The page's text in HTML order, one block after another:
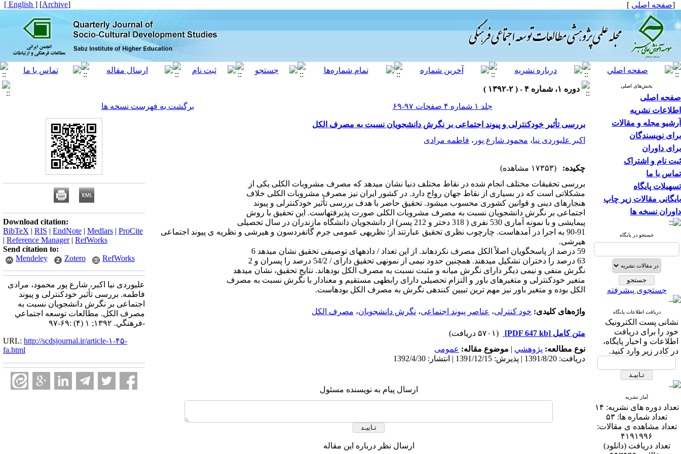
[صفحه اصلی ]
[
Archive
]
[ English ]
بخش‌های اصلی
صفحه اصلی
اطلاعات نشریه
آرشیو مجله و مقالات
برای نویسندگان
برای داوران
ثبت نام و اشتراک
تماس با ما
تسهیلات پایگاه
بایگانی مقالات زیر چاپ
داوران نسخه ها
جستجو در پایگاه
جستجوی پیشرفته
دریافت اطلاعات پایگاه
نشانی پست الکترونیک
خود را برای دریافت
اطلاعات و اخبار پایگاه،
در کادر زیر وارد کنید.
آمار نشریه
تعداد دوره های نشریه: ۱۴
تعداد شماره ها: ۵۳
تعداد مشاهده ی مقالات:
۴۱۹۱۹۹۶
تعداد دریافت (دانلود)
دوره ۱، شماره ۴ - ( ۲-۱۳۹۲ )
جلد ۱ شماره ۴ صفحات ۹۷-۶۹
برگشت به فهرست نسخه ها
بررسی تأثیر خودکنترلی و پیوند اجتماعی بر نگرش دانشجویان نسبت به مصرف الکل
اکبر علیوردی نیا، محمود شارع پور ، فاطمه مرادی
چکیده:
(۱۷۳۵۳ مشاهده)
بررسی تحقیقات مختلف انجام شده در نقاط مختلف دنیا نشان میدهد که مصرف مشروبات الکلی یکی از
مشکلاتی است که در بسیاری از نقاط جهان رواج دارد. در کشور ایران نیز مصرف مشروبات الکلی خلاف
هنجارهای دینی و قوانین کشوری محسوب میشود. تحقیق حاضر با هدف بررسی تأثیر خودکنترلی و پیوند
اجتماعی بر نگرش دانشجویان نسبت به مصرف مشروبات الکلی صورت پذیرفتهاست. این تحقیق با روش
پیمایشی و با نمونه آماری 530 نفری ( 318 دختر و 212 پسر) از دانشجویان دانشگاه مازندران در سال تحصیلی
90-91 به اجرا در آمدهاست. چارچوب نظری تحقیق عبارتند از: نظریهی عمومی جرم گاتفردسون و هیرشی و
نظریه ی پیوند اجتماعی
هیرشی.
59 درصد از پاسخگویان اصلاً الکل مصرف نکردهاند. از این تعداد / دادههای توصیفی تحقیق نشان میدهد 6
63 درصد را دختران تشکیل میدهند. همچنین حدود نیمی از نمونهی تحقیق دارای / 54/2 درصد را پسران و 2
نگرش منفی و نیمی دیگر دارای نگرش میانه و مثبت نسبت به مصرف الکل بودهاند. نتایج تحقیق، نشان میدهد
متغیر خودکنترلی و متغیرهای باور و التزام تحصیلی دارای رابطهی مستقیم و معنادار با نگرش نسبت به مصرف
الکل بوده و متغیر باور نیز مهم ترین تبیین کنندهی نگرش به مصرف الکل بودهاست.
واژه‌های کلیدی: خود کنترلی، عناصر پیوند اجتماعی، نگرش دانشجویان، مصرف الکل
متن کامل [PDF 647 kb]
(۵۷۰۱ دریافت)
نوع مطالعه: پژوهشي | موضوع مقاله: عمومى
دریافت: 1391/8/20 | پذیرش: 1391/12/15 | انتشار: 1392/4/30
ارسال پیام به نویسنده مسئول
ارسال نظر درباره این مقاله
Download citation:
BibTeX | RIS | EndNote | Medlars | ProCite
| Reference Manager| RefWorks
Send citation to:
Mendeley
Zotero RefWorks
علیوردی نیا اکبر، شارع پور محمود، مرادی
فاطمه. بررسی تأثیر خودکنترلی و پیوند
اجتماعی بر نگرش دانشجویان نسبت به
مصرف الکل. مطالعات توسعه اجتماعي
-فرهنگي. ۱۳۹۲; ۱ (۴) :۶۹-۹۷
URL: http://scdsjournal.ir/article-۱-۴۵-
fa.html